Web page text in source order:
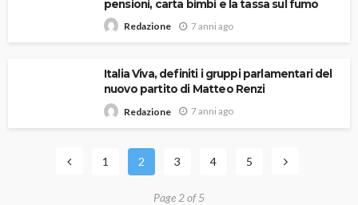
pensioni, carta bimbi e la tassa sul fumo
Redazione 7 anni ago
Italia Viva, definiti i gruppi parlamentari del
nuovo partito di Matteo Renzi
Redazione 7 anni ago
1 2 3 4 5
Page 2 of 5